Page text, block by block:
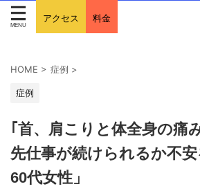
アクセス 料金
HOME > 症例 >
症例
｢首、肩こりと体全身の痛
先仕事が続けられるか不
60代女性」